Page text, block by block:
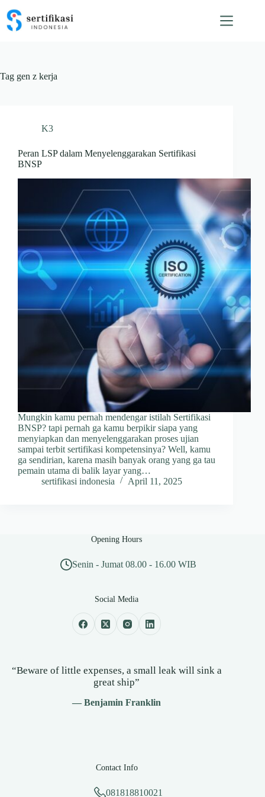
content
Tag gen z kerja
K3
Peran LSP dalam Menyelenggarakan Sertifikasi
BNSP
Mungkin kamu pernah mendengar istilah Sertifikasi
BNSP? tapi pernah ga kamu berpikir siapa yang
menyiapkan dan menyelenggarakan proses ujian
sampai terbit sertifikasi kompetensinya? Well, kamu
ga sendirian, karena masih banyak orang yang ga tau
pemain utama di balik layar yang…
sertifikasi indonesia
April 11, 2025
Opening Hours
Senin - Jumat 08.00 - 16.00 WIB
Social Media
“Beware of little expenses, a small leak will sink a
great ship”
— Benjamin Franklin
Contact Info
081818810021